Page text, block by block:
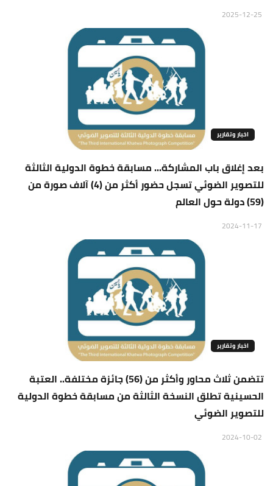
اخبار وتقارير
بعد إغلاق باب المشاركة... مسابقة خطوة الدولية الثالثة
للتصوير الضوئي تسجل حضور أكثر من (4) آلاف صورة من
(59) دولة حول العالم
اخبار وتقارير
تتضمن ثلاث محاور وأكثر من (56) جائزة مختلفة.. العتبة
الحسينية تطلق النسخة الثالثة من مسابقة خطوة الدولية
للتصوير الضوئي